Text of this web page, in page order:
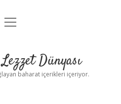
Uyarı
menüyü
Dünyası
baharat içerikleri içeriyor.